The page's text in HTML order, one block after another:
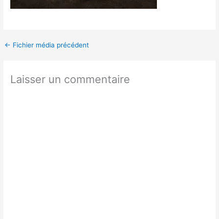
← Fichier média précédent
Laisser un commentaire